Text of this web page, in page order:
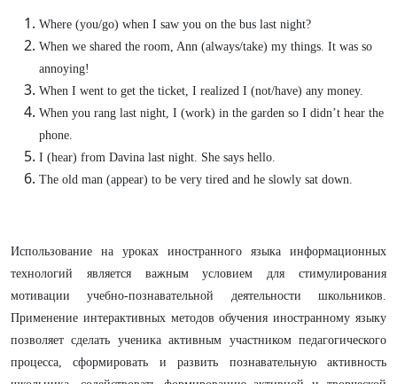
Where (you/go) when I saw you on the bus last night?
When we shared the room, Ann (always/take) my things. It was so
annoying!
When I went to get the ticket, I realized I (not/have) any money.
When you rang last night, I (work) in the garden so I didn’t hear the
phone.
I (hear) from Davina last night. She says hello.
The old man (appear) to be very tired and he slowly sat down.
Использование на уроках иностранного языка информационных
технологий является важным условием для стимулирования
мотивации учебно-познавательной деятельности школьников.
Применение интерактивных методов обучения иностранному языку
позволяет сделать ученика активным участником педагогического
процесса, сформировать и развить познавательную активность